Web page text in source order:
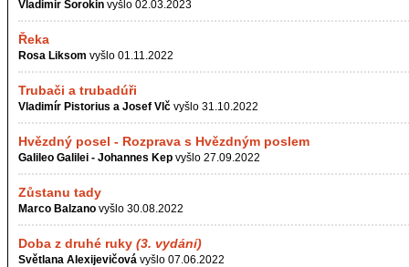
Vladimir Sorokin vyšlo 02.03.2023
Řeka
Rosa Liksom vyšlo 01.11.2022
Trubači a trubadúři
Vladimír Pistorius a Josef Vlč vyšlo 31.10.2022
Hvězdný posel - Rozprava s Hvězdným poslem
Galileo Galilei - Johannes Kep vyšlo 27.09.2022
Zůstanu tady
Marco Balzano vyšlo 30.08.2022
Doba z druhé ruky (3. vydání)
Světlana Alexijevičová vyšlo 07.06.2022